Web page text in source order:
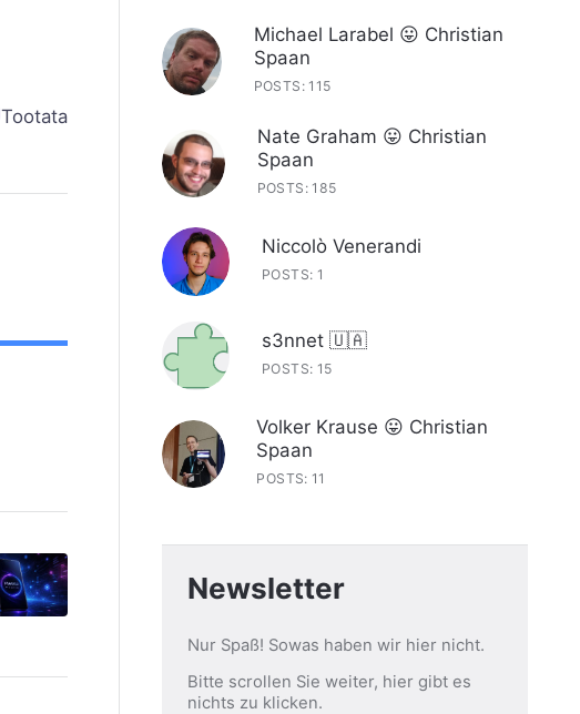
Tootata
Michael Larabel 😛 Christian
Spaan
POSTS: 115
Nate Graham 😛 Christian
Spaan
POSTS: 185
Niccolò Venerandi
POSTS: 1
s3nnet 🇺🇦
POSTS: 15
Volker Krause 😛 Christian
Spaan
POSTS: 11
Newsletter
Nur Spaß! Sowas haben wir hier nicht.
Bitte scrollen Sie weiter, hier gibt es
nichts zu klicken.